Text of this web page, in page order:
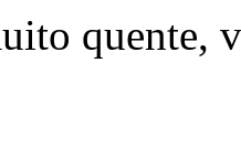
quente,